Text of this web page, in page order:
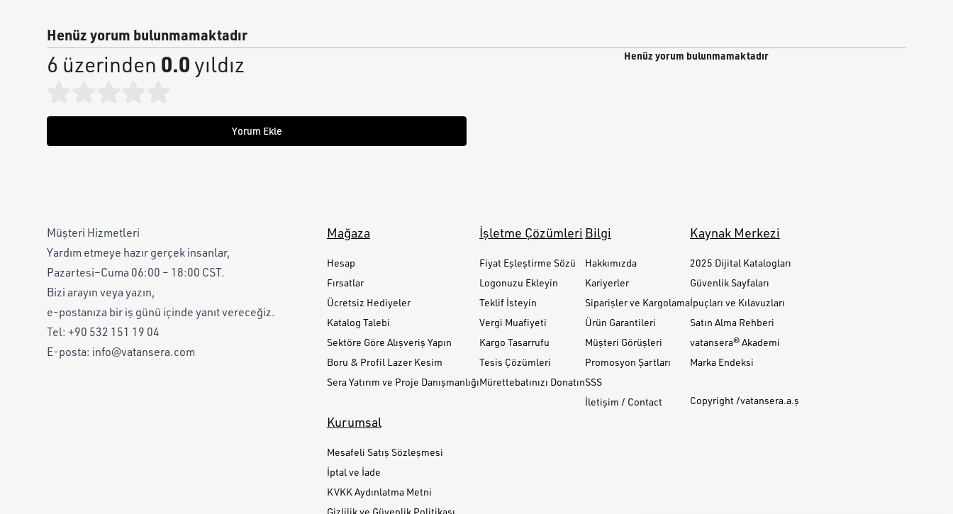
Henüz yorum bulunmamaktadır
6 üzerinden 0.0yıldız
Yorum Ekle
Henüz yorum bulunmamaktadır
Müşteri Hizmetleri
Yardım etmeye hazır gerçek insanlar,
Pazartesi–Cuma 06:00 – 18:00 CST.
Bizi arayın veya yazın,
e-postanıza bir iş günü içinde yanıt vereceğiz.
Tel: +90 532 151 19 04
E-posta: info@vatansera.com
Mağaza
Hesap
Fırsatlar
Ücretsiz Hediyeler
Katalog Talebi
Sektöre Göre Alışveriş Yapın
Boru & Profil Lazer Kesim
Sera Yatırım ve Proje Danışmanlığı
İşletme Çözümleri
Fiyat Eşleştirme Sözü
Logonuzu Ekleyin
Teklif İsteyin
Vergi Muafiyeti
Kargo Tasarrufu
Tesis Çözümleri
Mürettebatınızı Donatın
Bilgi
Hakkımızda
Kariyerler
Siparişler ve Kargolama
Ürün Garantileri
Müşteri Görüşleri
Promosyon Şartları
SSS
İletişim / Contact
Kaynak Merkezi
2025 Dijital Katalogları
Güvenlik Sayfaları
İpuçları ve Kılavuzları
Satın Alma Rehberi
vatansera® Akademi
Marka Endeksi
Copyright /vatansera.a.ş
Kurumsal
Mesafeli Satış Sözleşmesi
İptal ve İade
KVKK Aydınlatma Metni
Gizlilik ve Güvenlik Politikası